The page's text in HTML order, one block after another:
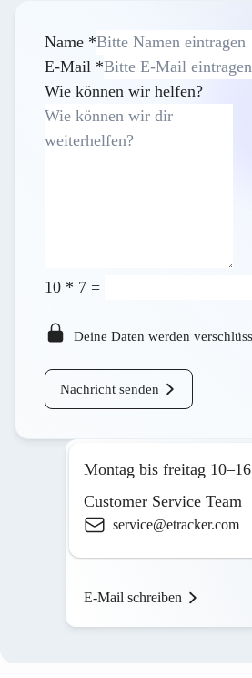
Name *
E-Mail *
Wie können wir helfen?
10 * 7 =
Deine Daten werden
Nachricht senden
Montag bis freitag
Customer Service Team
service@etracker.com
E-Mail schreiben